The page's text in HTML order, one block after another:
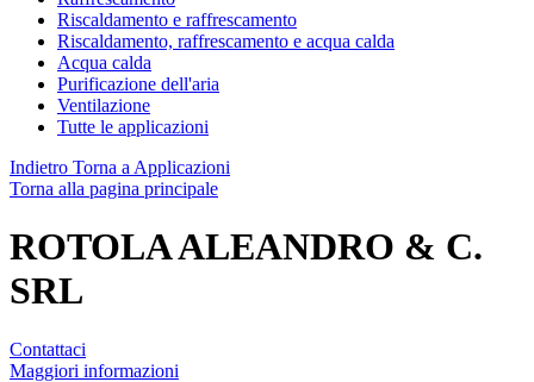
Riscaldamento e raffrescamento
Riscaldamento, raffrescamento e acqua calda
Acqua calda
Purificazione dell'aria
Ventilazione
Tutte le applicazioni
Indietro Torna a Applicazioni
Torna alla pagina principale
ROTOLA ALEANDRO & C.
SRL
Contattaci
Maggiori informazioni